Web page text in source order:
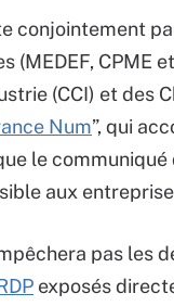
conjointement
(MEDEF, CPME
(CCI) et des
Num”, qui
le
aux
pas les
exposés